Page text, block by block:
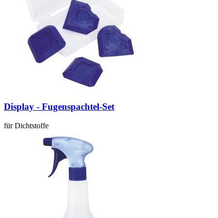
Display - Fugenspachtel-Set
für Dichtstoffe